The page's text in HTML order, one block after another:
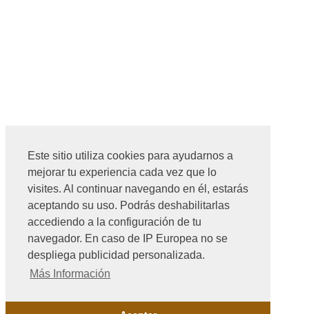
Este sitio utiliza cookies para ayudarnos a
mejorar tu experiencia cada vez que lo
visites. Al continuar navegando en él, estarás
aceptando su uso. Podrás deshabilitarlas
accediendo a la configuración de tu
navegador. En caso de IP Europea no se
despliega publicidad personalizada.
Más Información